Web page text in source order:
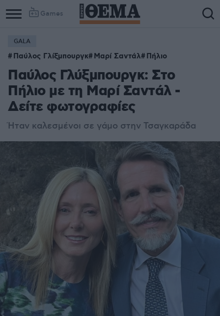
Games
GALA
Παύλος Γλίξμπουργκ Μαρί Σαντάλ Πήλιο
Παύλος Γλύξμπουργκ: Στο
Πήλιο με τη Μαρί Σαντάλ -
Δείτε φωτογραφίες
Ήταν καλεσμένοι σε γάμο στην Τσαγκαράδα